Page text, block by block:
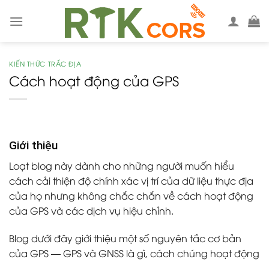
KIẾN THỨC TRẮC ĐỊA
Cách hoạt động của GPS
Giới thiệu
Loạt blog này dành cho những người muốn hiểu
cách cải thiện độ chính xác vị trí của dữ liệu thực địa
của họ nhưng không chắc chắn về cách hoạt động
của GPS và các dịch vụ hiệu chỉnh.
Blog dưới đây giới thiệu một số nguyên tắc cơ bản
của GPS — GPS và GNSS là gì, cách chúng hoạt động